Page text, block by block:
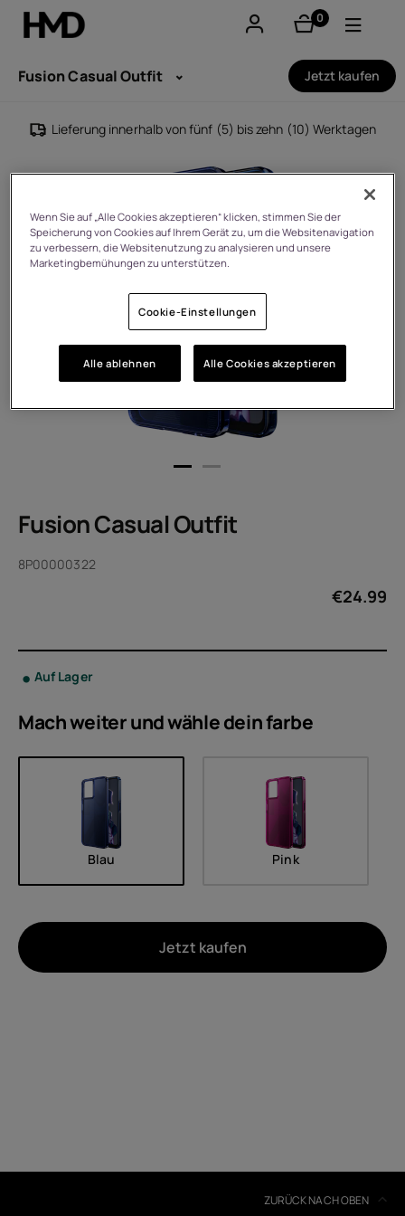
0
Artikel
Smartphones
Feature phones
Zubehör
Angebote
Fusion Casual Outfit Jetzt kaufen
Lieferung innerhalb von fünf (5) bis zehn (10) Werktagen
Fusion Casual Outfit
8P00000322
€24.99
Auf Lager
Mach weiter und wähle deinfarbe
Blau Pink
Jetzt kaufen
ZURÜCK NACH OBEN
Wenn Sie auf „Alle Cookies akzeptieren“ klicken, stimmen Sie der
Speicherung von Cookies auf Ihrem Gerät zu, um die Websitenavigation
zu verbessern, die Websitenutzung zu analysieren und unsere
Marketingbemühungen zu unterstützen.
Cookie-Einstellungen
Alle ablehnen Alle Cookies akzeptieren